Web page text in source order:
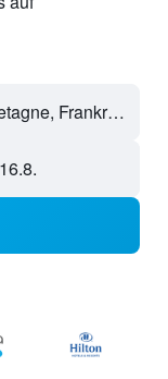
St. Malo Beach - Saint-Malo, Bretagne, Frankreich